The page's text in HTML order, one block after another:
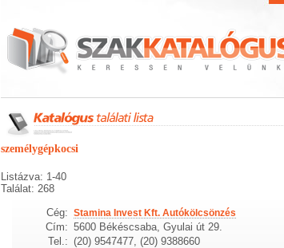
személygépkocsi
Listázva: 1-40
Találat: 268
Cég: Stamina Invest Kft. Autókölcsönzés
Cím: 5600 Békéscsaba, Gyulai út 29.
Tel.: (20) 9547477, (20) 9388660